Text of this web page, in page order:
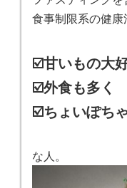
食事制限系の健
☑️甘いもの大
☑️外食も多く
☑️ちょいぽち
な人。